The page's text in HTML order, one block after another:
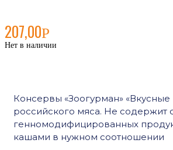
207,00Р
Нет в наличии
Консервы «Зоогурман»
российского мяса. Не содержит
генномодифицированных
кашами в нужном соотношении